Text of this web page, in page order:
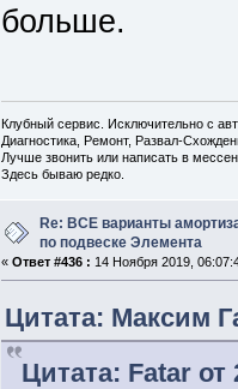
больше.
Клубный сервис. Исключительно с
Диагностика, Ремонт, Развал-
Лучше звонить или написать в
Здесь бываю редко.
Re: ВСЕ варианты
по подвеске Элемента
«Ответ #436 : 14 Ноября 2019,
Цитата: Максим
Цитата: Fatar от